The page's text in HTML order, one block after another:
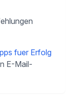
fuer Erfolg
E-Mail-